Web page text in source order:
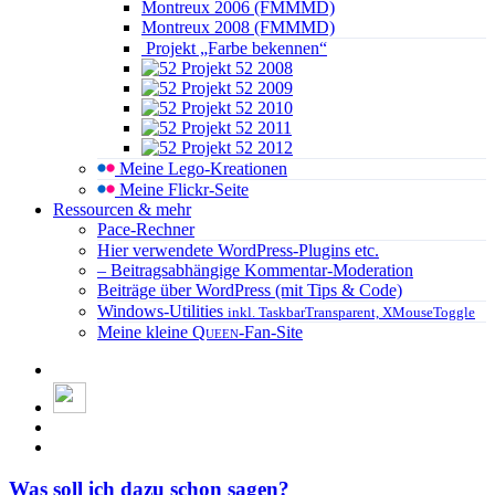
Montreux 2006 (FMMMD)
Montreux 2008 (FMMMD)
Projekt „Farbe bekennen“
Projekt 52 2008
Projekt 52 2009
Projekt 52 2010
Projekt 52 2011
Projekt 52 2012
Meine Lego-Kreationen
Meine Flickr-Seite
Ressourcen & mehr
Pace-Rechner
Hier verwendete WordPress-Plugins etc.
– Beitragsabhängige Kommentar-Moderation
Beiträge über WordPress (mit Tips & Code)
Windows-Utilities inkl. TaskbarTransparent, XMouseToggle
Meine kleine Queen-Fan-Site
Was soll ich dazu schon sagen?